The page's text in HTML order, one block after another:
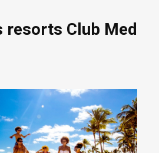
resorts Club Med